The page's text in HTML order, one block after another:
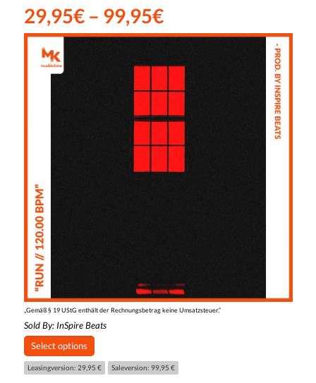
29,95€– 99,95€
„Gemäß § 19 UStG enthält der Rechnungsbetrag keine Umsatzsteuer.“
Sold By: InSpire Beats
Select options
Leasingversion: 29,95 € Saleversion: 99,95 €